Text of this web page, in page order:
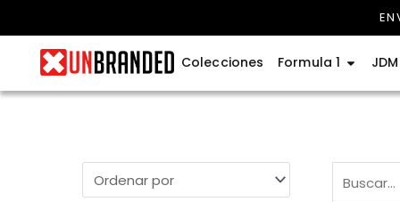
contenido
Colecciones Formula 1 AbrirJDM